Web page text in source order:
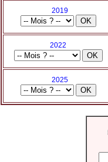
2019
2022
2025